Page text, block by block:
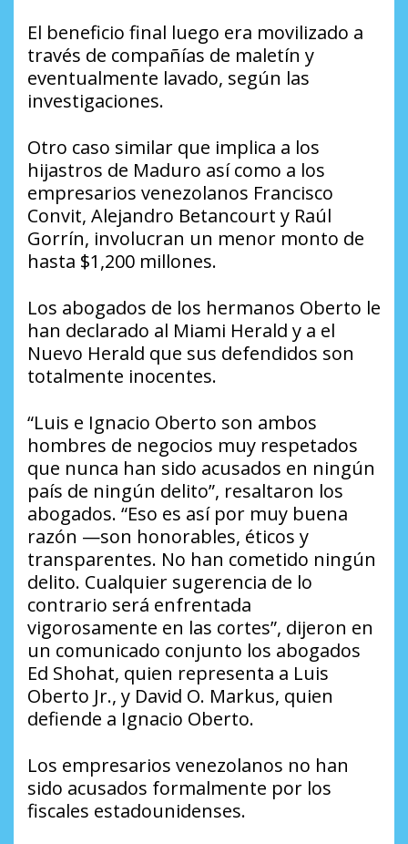
El beneficio final luego era movilizado a
través de compañías de maletín y
eventualmente lavado, según las
investigaciones.
Otro caso similar que implica a los
hijastros de Maduro así como a los
empresarios venezolanos Francisco
Convit, Alejandro Betancourt y Raúl
Gorrín, involucran un menor monto de
hasta $1,200 millones.
Los abogados de los hermanos Oberto le
han declarado al Miami Herald y a el
Nuevo Herald que sus defendidos son
totalmente inocentes.
“Luis e Ignacio Oberto son ambos
hombres de negocios muy respetados
que nunca han sido acusados en ningún
país de ningún delito”, resaltaron los
abogados. “Eso es así por muy buena
razón —son honorables, éticos y
transparentes. No han cometido ningún
delito. Cualquier sugerencia de lo
contrario será enfrentada
vigorosamente en las cortes”, dijeron en
un comunicado conjunto los abogados
Ed Shohat, quien representa a Luis
Oberto Jr., y David O. Markus, quien
defiende a Ignacio Oberto.
Los empresarios venezolanos no han
sido acusados formalmente por los
fiscales estadounidenses.